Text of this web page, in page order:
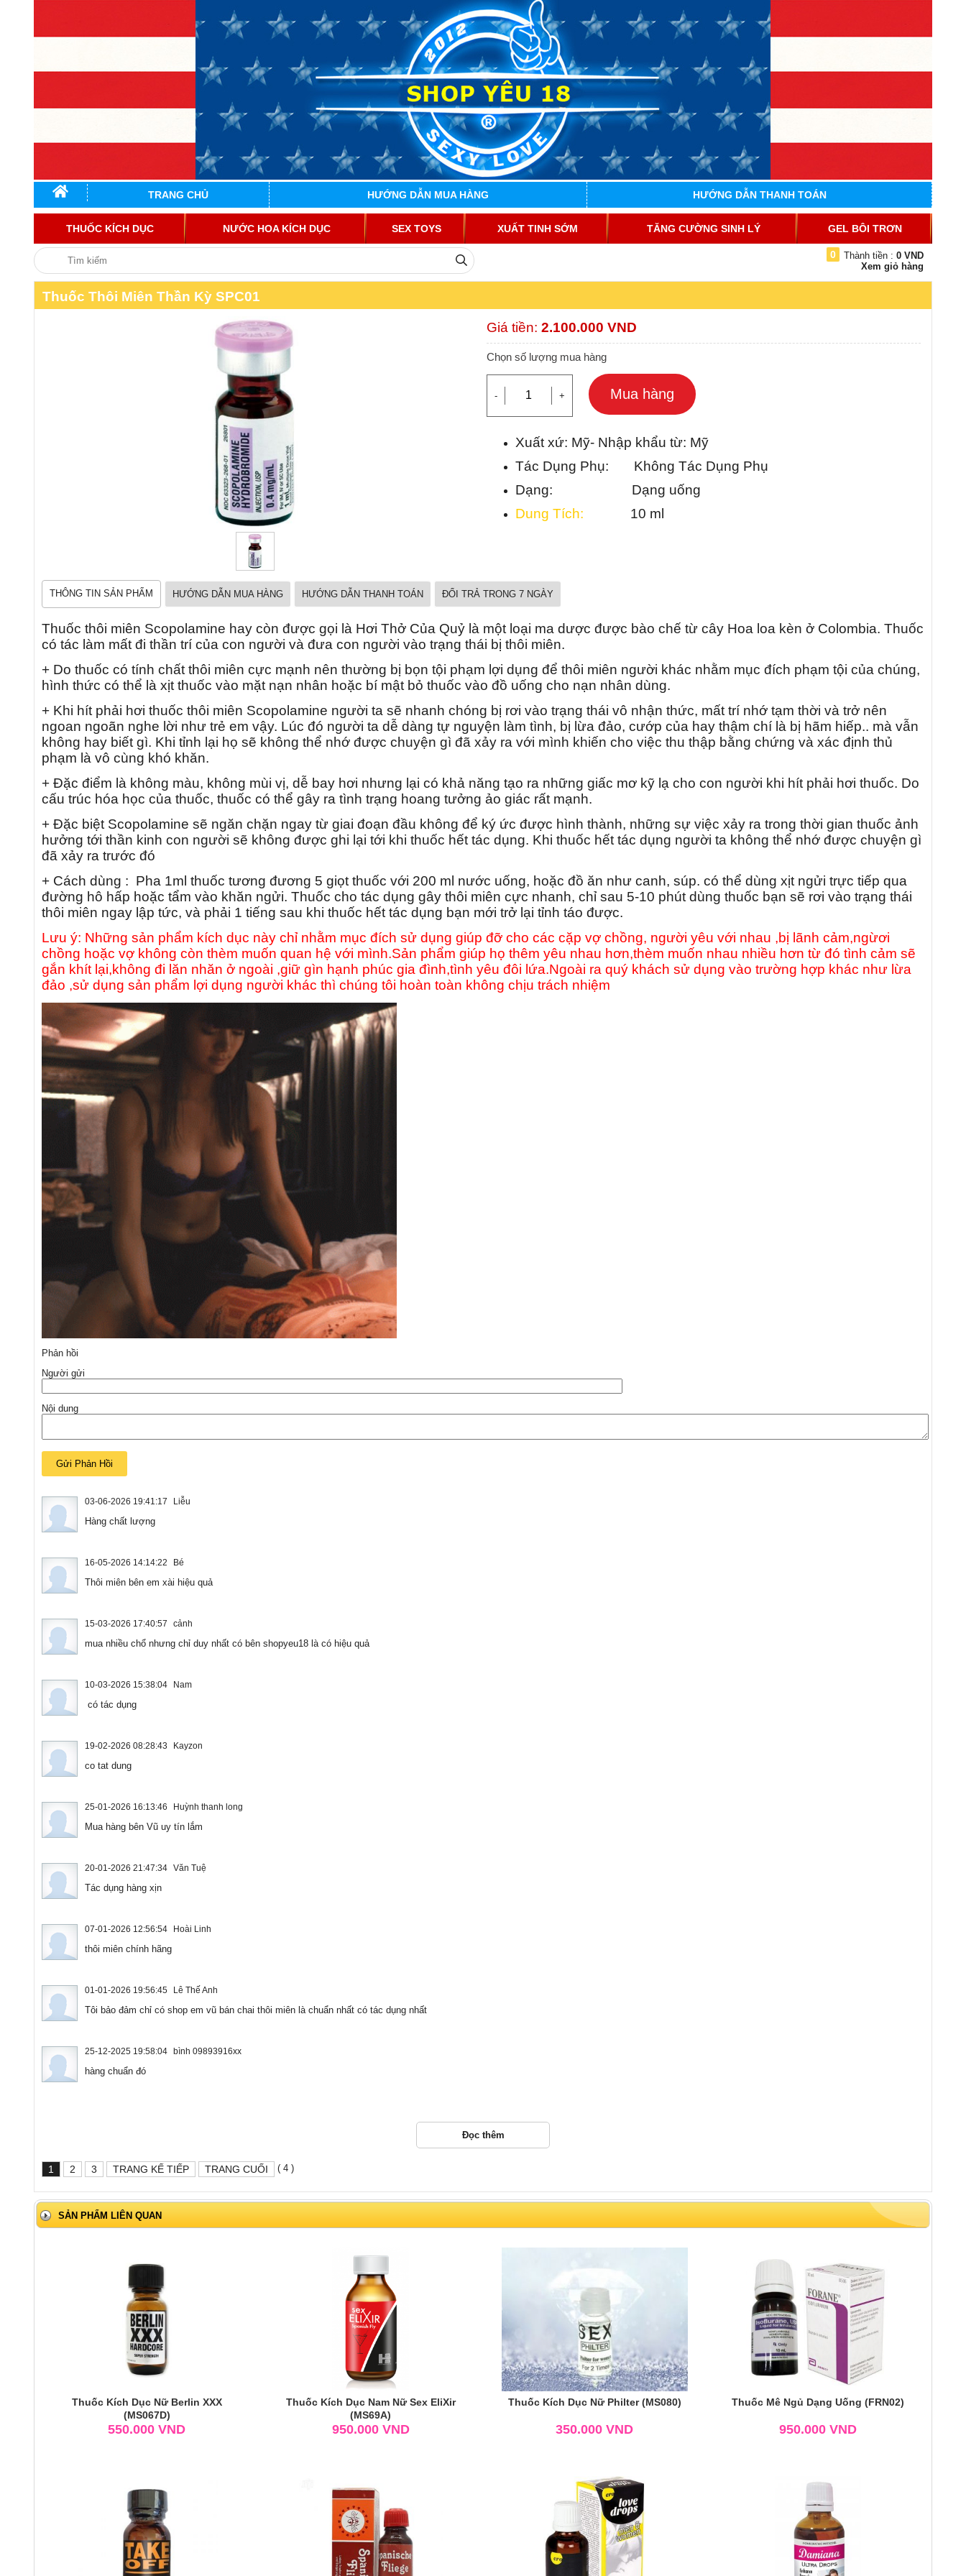
TRANG CHỦ HƯỚNG DẪN MUA HÀNG HƯỚNG DẪN THANH TOÁN
THUỐC KÍCH DỤC NƯỚC HOA KÍCH DỤC SEX TOYS XUẤT TINH SỚM TĂNG CƯỜNG SINH LÝ GEL BÔI TRƠN
0 Thành tiền : 0 VND
Xem giỏ hàng
Thuốc Thôi Miên Thần Kỳ SPC01
Giá tiền: 2.100.000 VND
Chọn số lượng mua hàng
- + Mua hàng
Xuất xứ: Mỹ- Nhập khẩu từ: Mỹ
Tác Dụng Phụ: Không Tác Dụng Phụ
Dạng: Dạng uống
Dung Tích:
10 ml
THÔNG TIN SẢN PHẨM HƯỚNG DẪN MUA HÀNG HƯỚNG DẪN THANH TOÁN ĐỔI TRẢ TRONG 7 NGÀY
Thuốc thôi miên Scopolamine hay còn được gọi là Hơi Thở Của Quỷ là một loại ma dược được bào chế từ cây Hoa loa kèn ở Colombia. Thuốc
có tác làm mất đi thần trí của con người và đưa con người vào trạng thái bị thôi miên.
+ Do thuốc có tính chất thôi miên cực mạnh nên thường bị bọn tội phạm lợi dụng để thôi miên người khác nhằm mục đích phạm tội của chúng,
hình thức có thể là xịt thuốc vào mặt nạn nhân hoặc bí mật bỏ thuốc vào đồ uống cho nạn nhân dùng.
+ Khi hít phải hơi thuốc thôi miên Scopolamine người ta sẽ nhanh chóng bị rơi vào trạng thái vô nhận thức, mất trí nhớ tạm thời và trở nên
ngoan ngoãn nghe lời như trẻ em vậy. Lúc đó người ta dễ dàng tự nguyện làm tình, bị lừa đảo, cướp của hay thậm chí là bị hãm hiếp.. mà vẫn
không hay biết gì. Khi tỉnh lại họ sẽ không thể nhớ được chuyện gì đã xảy ra với mình khiến cho việc thu thập bằng chứng và xác định thủ
phạm là vô cùng khó khăn.
+ Đặc điểm là không màu, không mùi vị, dễ bay hơi nhưng lại có khả năng tạo ra những giấc mơ kỹ lạ cho con người khi hít phải hơi thuốc. Do
cấu trúc hóa học của thuốc, thuốc có thể gây ra tình trạng hoang tưởng ảo giác rất mạnh.
+ Đặc biệt Scopolamine sẽ ngăn chặn ngay từ giai đoạn đầu không để ký ức được hình thành, những sự việc xảy ra trong thời gian thuốc ảnh
hưởng tới thần kinh con người sẽ không được ghi lại tới khi thuốc hết tác dụng. Khi thuốc hết tác dụng người ta không thể nhớ được chuyện gì
đã xảy ra trước đó
+ Cách dùng : Pha 1ml thuốc tương đương 5 giọt thuốc với 200 ml nước uống, hoặc đồ ăn như canh, súp. có thể dùng xịt ngửi trực tiếp qua
đường hô hấp hoặc tẩm vào khăn ngửi. Thuốc cho tác dụng gây thôi miên cực nhanh, chỉ sau 5-10 phút dùng thuốc bạn sẽ rơi vào trạng thái
thôi miên ngay lập tức, và phải 1 tiếng sau khi thuốc hết tác dụng bạn mới trở lại tỉnh táo được.
Lưu ý: Những sản phẩm kích dục này chỉ nhằm mục đích sử dụng giúp đỡ cho các cặp vợ chồng, người yêu với nhau ,bị lãnh cảm,ngừơi
chồng hoặc vợ không còn thèm muốn quan hệ với mình.Sản phẩm giúp họ thêm yêu nhau hơn,thèm muốn nhau nhiều hơn từ đó tình cảm sẽ
gắn khít lại,không đi lăn nhăn ở ngoài ,giữ gìn hạnh phúc gia đình,tình yêu đôi lứa.Ngoài ra quý khách sử dụng vào trường hợp khác như lừa
đảo ,sử dụng sản phẩm lợi dụng người khác thì chúng tôi hoàn toàn không chịu trách nhiệm
Phản hồi
Người gửi
Nội dung
03-06-2026 19:41:17 Liễu
Hàng chất lượng
16-05-2026 14:14:22 Bé
Thôi miên bên em xài hiệu quả
15-03-2026 17:40:57 cảnh
mua nhiều chổ nhưng chỉ duy nhất có bên shopyeu18 là có hiệu quả
10-03-2026 15:38:04 Nam
có tác dụng
19-02-2026 08:28:43 Kayzon
co tat dung
25-01-2026 16:13:46 Huỳnh thanh long
Mua hàng bên Vũ uy tín lắm
20-01-2026 21:47:34 Văn Tuệ
Tác dụng hàng xịn
07-01-2026 12:56:54 Hoài Linh
thôi miên chính hãng
01-01-2026 19:56:45 Lê Thế Anh
Tôi bảo đảm chỉ có shop em vũ bán chai thôi miên là chuẩn nhất có tác dụng nhất
25-12-2025 19:58:04 bình 09893916xx
hàng chuẩn đó
Đọc thêm
1 2 3 TRANG KẾ TIẾP TRANG CUỐI ( 4 )
SẢN PHẨM LIÊN QUAN
Thuốc Kích Dục Nữ Berlin XXX
(MS067D)
550.000 VND
Thuốc Kích Dục Nam Nữ Sex EliXir
(MS69A)
950.000 VND
Thuốc Kích Dục Nữ Philter (MS080)
350.000 VND
Thuốc Mê Ngủ Dạng Uống (FRN02)
950.000 VND